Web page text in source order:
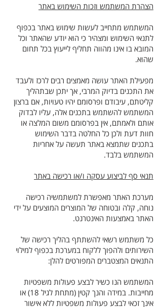
הצהרת המשתמש וזכות השימוש באתר
המשתמש מתחייב לעשות שימוש באתר בכפוף
לתנאי השימוש ומצהיר כי הוא יודע שהאתר וכל
המובא בו אינו מהווה תחליף לייעוץ בכל תחום
שהוא.
מפעילת האתר עושה מאמצים רבים לרכז ולעבד
את התכנים בדיוק המרבי, אך יתכן שבתהליך
קליטתם, עיבודם ופרסומם יהיו טעויות, אם ברצון
המשתמש להשתמש בתכנים אלה, עליו לבדוק
אותם ולאמתם, אין בפרסומם משום המלצה או
חוות דעת ולכן כל החלטה בדבר השימוש
בתכנים שתמצא באתר תעשה על אחריות
המשתמש בלבד.
תנאי סף לביצוע עסקה ו/או רכישה באתר
מערכת האתר מאפשרת למשתמשיה רכישה
נוחה, קלה ובטוחה של המוצרים המוצעים על ידי
האתר באמצעות האינטרנט.
כל משתמש רשאי להשתתף בהליך רכישה של
השירותים ולהפוך ללקוח במערכת בכפוף למילוי
התנאים המצטברים המפורטים להלן:
המשתמש הנו כשיר לבצע פעולות משפטיות
מחייבות. במידה והנך קטין (מתחת לגיל 18) או
אינך זכאי לבצע פעולות משפטיות ללא אישור